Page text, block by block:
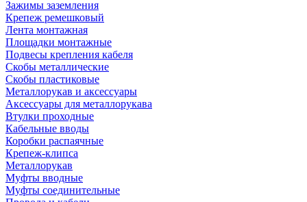
Зажимы заземления
Крепеж ремешковый
Лента монтажная
Площадки монтажные
Подвесы крепления кабеля
Скобы металлические
Скобы пластиковые
Металлорукав и аксессуары
Аксессуары для металлорукава
Втулки проходные
Кабельные вводы
Коробки распаячные
Крепеж-клипса
Металлорукав
Муфты вводные
Муфты соединительные